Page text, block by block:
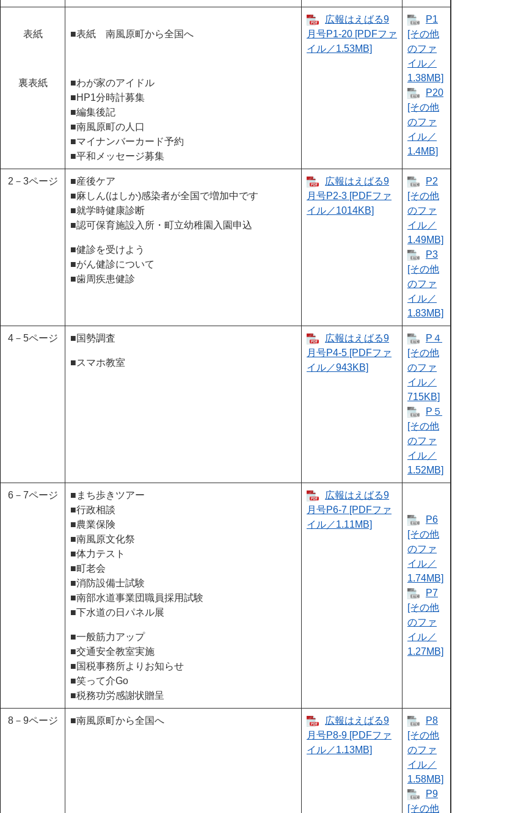
表紙
裏表紙
■表紙 南風原町から全国へ
■わが家のアイドル
■HP1分時計募集
■編集後記
■南風原町の人口
​■マイナンバーカード予約
■平和メッセージ募集
広報はえばる9
月号P1-20 [PDFファ
イル／1.53MB]
P1
[その他
のファ
イル／
1.38MB]
P20
[その他
のファ
イル／
1.4MB]
2－3ページ
■産後ケア
■麻しん(はしか)感染者が全国で増加中です
​■就学時健康診断
■認可保育施設入所・町立幼稚園入園申込
■健診を受けよう
■がん健診について
■歯周疾患健診
広報はえばる9
月号P2-3 [PDFファ
イル／1014KB]
P2
[その他
のファ
イル／
1.49MB]
P3
[その他
のファ
イル／
1.83MB]
4－5ページ ■国勢調査
■スマホ教室​
広報はえばる9
月号P4-5 [PDFファ
イル／943KB]
P４
[その他
のファ
イル／
715KB]
P５
[その他
のファ
イル／
1.52MB]
6－7ページ
■まち歩きツアー
■行政相談
​■農業保険
■南風原文化祭
​■体力テスト
■町老会
​■消防設備士試験
■南部水道事業団職員採用試験
​■下水道の日パネル展
■一般筋力アップ
​■交通安全教室実施
​■国税事務所よりお知らせ
■笑って介Go
​■税務功労感謝状贈呈
広報はえばる9
月号P6-7 [PDFファ
イル／1.11MB]
P6
[その他
のファ
イル／
1.74MB]
P7
[その他
のファ
イル／
1.27MB]
8－9ページ ■南風原町から全国へ​​
広報はえばる9
月号P8-9 [PDFファ
イル／1.13MB]
P8
[その他
のファ
イル／
1.58MB]
P9
[その他